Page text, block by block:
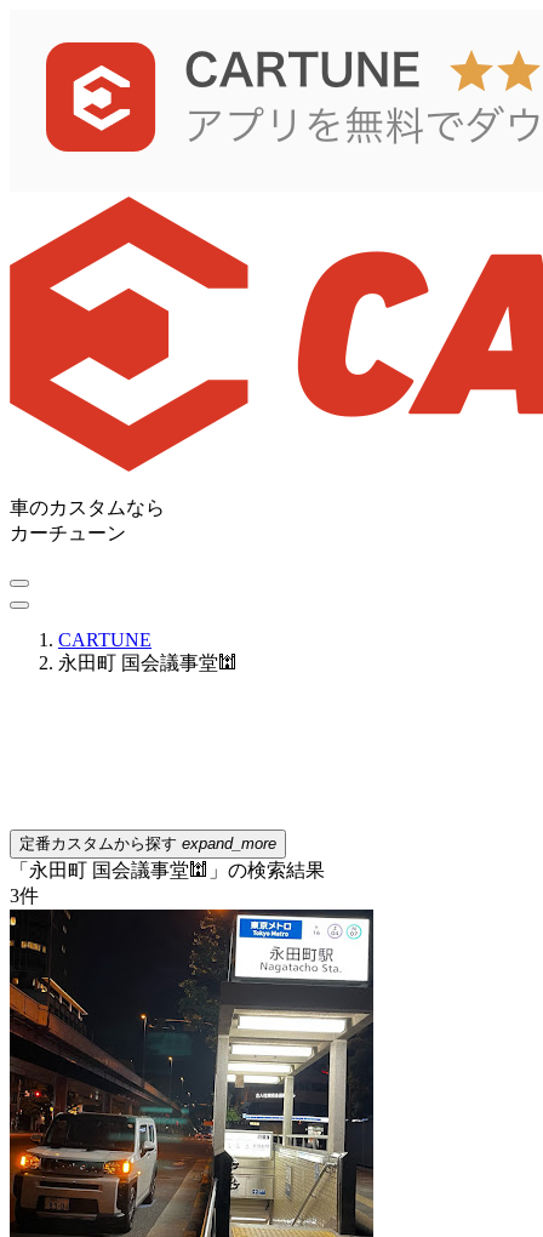
車のカスタムなら
カーチューン
CARTUNE
永田町 国会議事堂🕍
定番カスタムから探す expand_more
「永田町 国会議事堂🕍」の検索結果
3件